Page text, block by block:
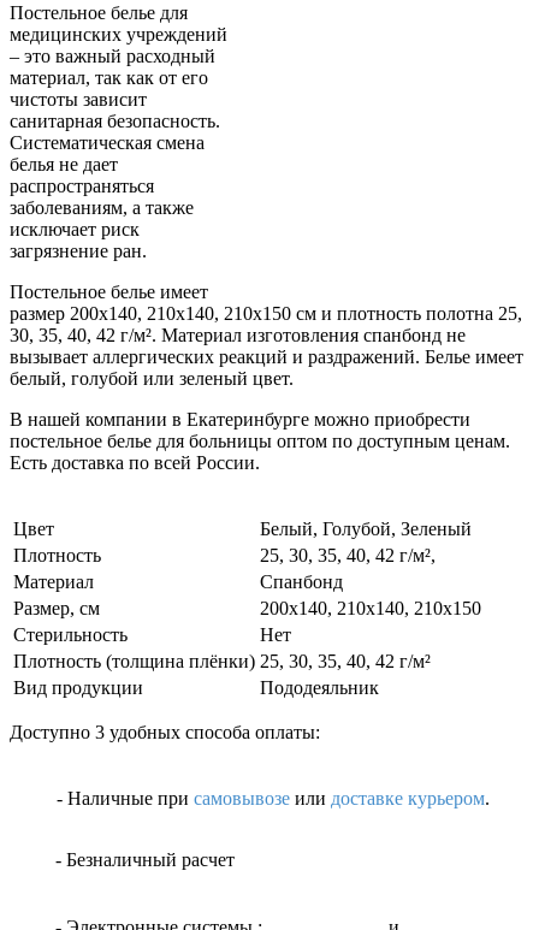
Постельное белье для
медицинских учреждений
– это важный расходный
материал, так как от его
чистоты зависит
санитарная безопасность.
Систематическая смена
белья не дает
распространяться
заболеваниям, а также
исключает риск
загрязнение ран.
Постельное белье имеет
размер 200x140, 210x140, 210x150 см и плотность полотна 25,
30, 35, 40, 42 г/м². Материал изготовления спанбонд не
вызывает аллергических реакций и раздражений. Белье имеет
белый, голубой или зеленый цвет.
В нашей компании в Екатеринбурге можно приобрести
постельное белье для больницы оптом по доступным ценам.
Есть доставка по всей России.
Цвет
Белый, Голубой, Зеленый
Плотность
25, 30, 35, 40, 42 г/м²,
Материал
Спанбонд
Размер, см
200x140, 210x140, 210x150
Стерильность
Нет
Плотность (толщина плёнки) 25, 30, 35, 40, 42 г/м²
Вид продукции
Пододеяльник
Доступно 3 удобных способа оплаты:
- Наличные при самовывозе или доставке курьером.
- Безналичный расчет